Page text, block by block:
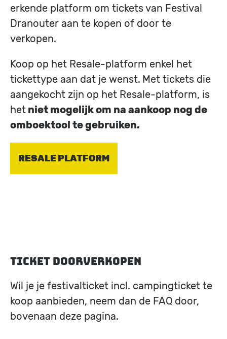
erkende platform om tickets van Festival
Dranouter aan te kopen of door te
verkopen.
Koop op het Resale-platform enkel het
tickettype aan dat je wenst. Met tickets die
aangekocht zijn op het Resale-platform, is
het niet mogelijk om na aankoop nog de
omboektool te gebruiken.
RESALE PLATFORM
Ticket doorverkopen
Wil je je festivalticket incl. campingticket te
koop aanbieden, neem dan de FAQ door,
bovenaan deze pagina.